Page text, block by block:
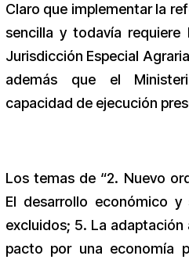
Claro que implementar la
sencilla y todavía
Jurisdicción Especial
además que el
capacidad de ejecución
Los temas de “2. Nuevo
El desarrollo económico
excluidos; 5. La
pacto por una economía